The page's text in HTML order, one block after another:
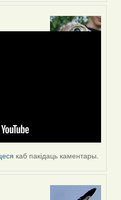
каб пакідаць каментары.